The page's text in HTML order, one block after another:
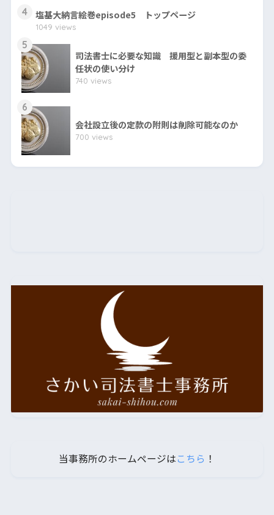
4 塩基大納言絵巻episode5 トップページ
1049 views
5
司法書士に必要な知識 援用型と副本型の委
任状の使い分け
740 views
6
会社設立後の定款の附則は削除可能なのか
700 views
当事務所のホームページはこちら ！